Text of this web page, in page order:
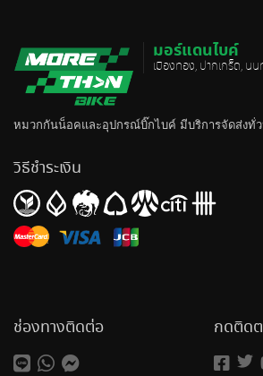
มอร์แดนไบค์
เมืองทอง, ปากเกร็ด, น
หมวกกันน็อคและอุปกรณ์บิ๊กไบค์ มีบริการจัดส่งทั่ว
วิธีชำระเงิน
ช่องทางติดต่อ กดติดต